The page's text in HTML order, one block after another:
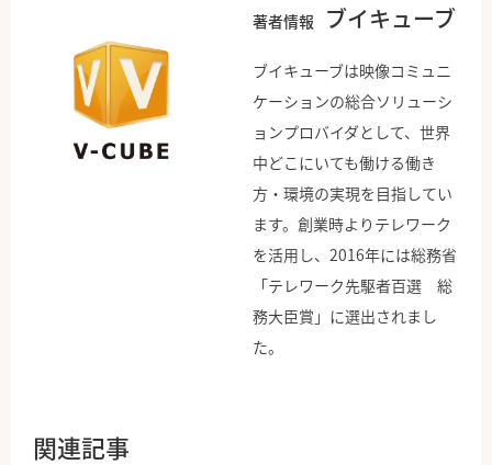
著者情報 ブイキューブ
ブイキューブは映像コミュニ
ケーションの総合ソリューシ
ョンプロバイダとして、世界
中どこにいても働ける働き
方・環境の実現を目指してい
ます。創業時よりテレワーク
を活用し、2016年には総務省
「テレワーク先駆者百選 総
務大臣賞」に選出されまし
た。
関連記事